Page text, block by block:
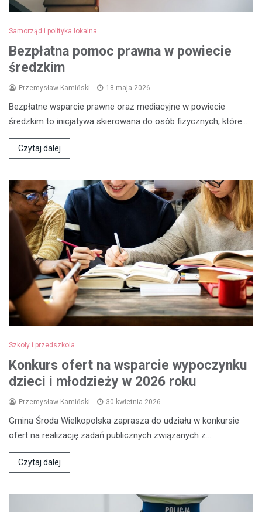
Samorząd i polityka lokalna
Bezpłatna pomoc prawna w powiecie
średzkim
Przemysław Kamiński 18 maja 2026
Bezpłatne wsparcie prawne oraz mediacyjne w powiecie
średzkim to inicjatywa skierowana do osób fizycznych, które…
Czytaj dalej
Szkoły i przedszkola
Konkurs ofert na wsparcie wypoczynku
dzieci i młodzieży w 2026 roku
Przemysław Kamiński 30 kwietnia 2026
Gmina Środa Wielkopolska zaprasza do udziału w konkursie
ofert na realizację zadań publicznych związanych z…
Czytaj dalej